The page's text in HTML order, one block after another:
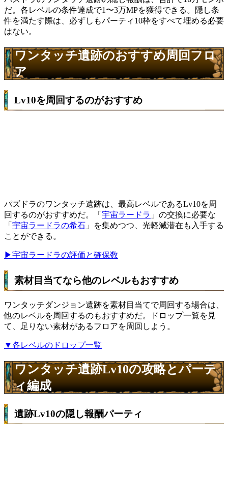
Lv7
【隠し条件】
悪魔タイプのモンスターが7体以上
2万MP
Lv6
【隠し条件】
【隠し報酬】
1万MP
Lv4
チームのモンスターが5体以下
【隠し報酬】
1万MP
Lv3
【隠し条件】
【隠し報酬】
1万MP
Lv2
【隠し条件】
合計コストが150以下
1万MP
Lv1
【隠し条件】
合計レアリティが20以下
1万MP
だ。各レベルの条件達成で1〜3万MPを獲得できる。隠し条
件を満たす際は、必ずしもパーティ10枠をすべて埋める必要
はない。
ワンタッチ遺跡のおすすめ周回フロ
ア
Lv10を周回するのがおすすめ
パズドラのワンタッチ遺跡は、最高レベルであるLv10を周
回するのがおすすめだ。「 宇宙ラードラ 」の交換に必要な
「 宇宙ラードラの希石 」を集めつつ、光軽減潜在も入手する
ことができる。
▶︎宇宙ラードラの評価と確保数
素材目当てなら他のレベルもおすすめ
ワンタッチダンジョン遺跡を素材目当てで周回する場合は、
他のレベルを周回するのもおすすめだ。ドロップ一覧を見
て、足りない素材があるフロアを周回しよう。
▼各レベルのドロップ一覧
ワンタッチ遺跡Lv10の攻略とパーテ
ィ編成
遺跡Lv10の隠し報酬パーティ